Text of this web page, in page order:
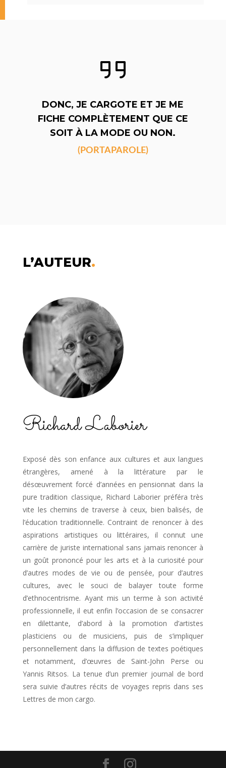
DONC, JE CARGOTE ET JE ME
FICHE COMPLÈTEMENT QUE CE
SOIT À LA MODE OU NON.
(PORTAPAROLE)
L’AUTEUR.
Richard Laborier
Exposé dès son enfance aux cultures et aux langues
étrangères, amené à la littérature par le
désœuvrement forcé d’années en pensionnat dans la
pure tradition classique, Richard Laborier préféra très
vite les chemins de traverse à ceux, bien balisés, de
l’éducation traditionnelle. Contraint de renoncer à des
aspirations artistiques ou littéraires, il connut une
carrière de juriste international sans jamais renoncer à
un goût prononcé pour les arts et à la curiosité pour
d’autres modes de vie ou de pensée, pour d’autres
cultures, avec le souci de balayer toute forme
d’ethnocentrisme. Ayant mis un terme à son activité
professionnelle, il eut enfin l’occasion de se consacrer
en dilettante, d’abord à la promotion d’artistes
plasticiens ou de musiciens, puis de s’impliquer
personnellement dans la diffusion de textes poétiques
et notamment, d’œuvres de Saint-John Perse ou
Yannis Ritsos. La tenue d’un premier journal de bord
sera suivie d’autres récits de voyages repris dans ses
Lettres de mon cargo.